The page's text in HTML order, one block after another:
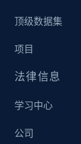
顶级数据集
项目
法律信息
学习中心
公司